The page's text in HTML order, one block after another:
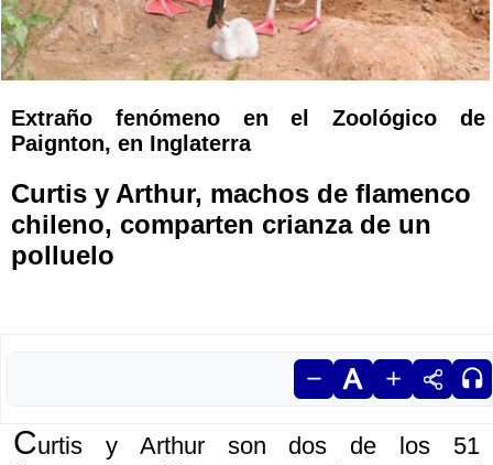
Extraño fenómeno en el Zoológico de
Paignton, en Inglaterra
Curtis y Arthur, machos de flamenco
chileno, comparten crianza de un
polluelo
Curtis y Arthur son dos de los 51